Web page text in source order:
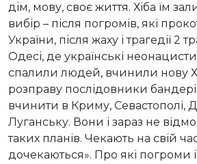
дім, мову, своє життя. Хіба їм
вибір – після погромів, які
України, після жаху і трагедії 2
Одесі, де українські
спалили людей, вчинили нову
розправу послідовники
вчинити в Криму, Севастополі,
Луганську. Вони і зараз не
таких планів. Чекають на свій
дочекаються». Про які погроми і